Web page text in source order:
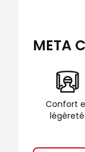
META
Confort
légèreté